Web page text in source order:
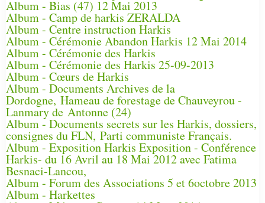
Album - Bias (47) 12 Mai 2013
Album - Camp de harkis ZERALDA
Album - Centre instruction Harkis
Album - Cérémonie Abandon Harkis 12 Mai 2014
Album - Cérémonie des Harkis
Album - Cérémonie des Harkis 25-09-2013
Album - Cœurs de Harkis
Album - Documents Archives de la
Dordogne, Hameau de forestage de Chauveyrou -
Lanmary de Antonne (24)
Album - Documents secrets sur les Harkis, dossiers,
consignes du FLN, Parti communiste Français.
Album - Exposition Harkis Exposition - Conférence
Harkis- du 16 Avril au 18 Mai 2012 avec Fatima
Besnaci-Lancou,
Album - Forum des Associations 5 et 6octobre 2013
Album - Harkettes